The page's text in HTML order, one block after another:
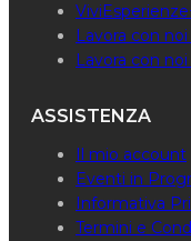
Lavora con
Lavora con
ASSISTENZA
Il mio account
Eventi in
Informativa
Termini e